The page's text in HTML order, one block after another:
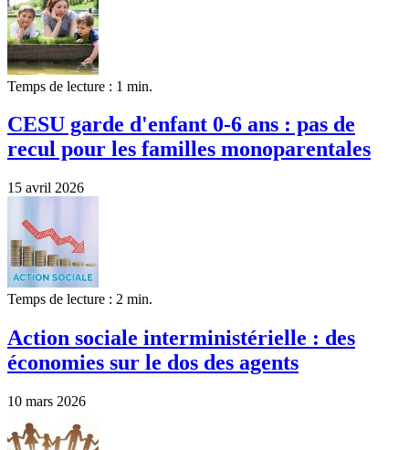
Temps de lecture : 1 min.
CESU garde d'enfant 0-6 ans : pas de
recul pour les familles monoparentales
15 avril 2026
Temps de lecture : 2 min.
Action sociale interministérielle : des
économies sur le dos des agents
10 mars 2026